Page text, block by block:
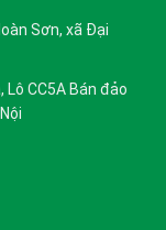
Sơn, xã Đại
CC5A Bán đảo